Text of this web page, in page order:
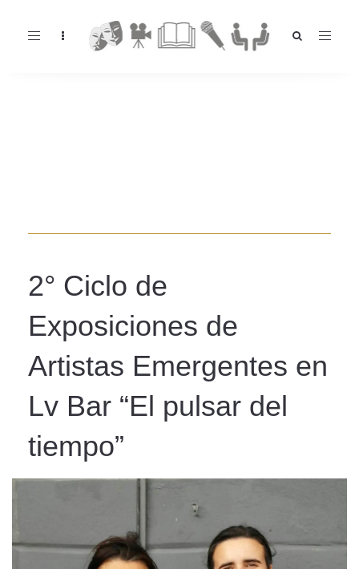
Toggle
2° Ciclo de
Exposiciones de
Artistas Emergentes en
Lv Bar “El pulsar del
tiempo”